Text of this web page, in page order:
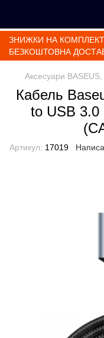
ЗНИЖКИ НА
БЕЗКОШТОВНА
Аксесуари
Кабель
to USB 3.0
Артикул: 17019